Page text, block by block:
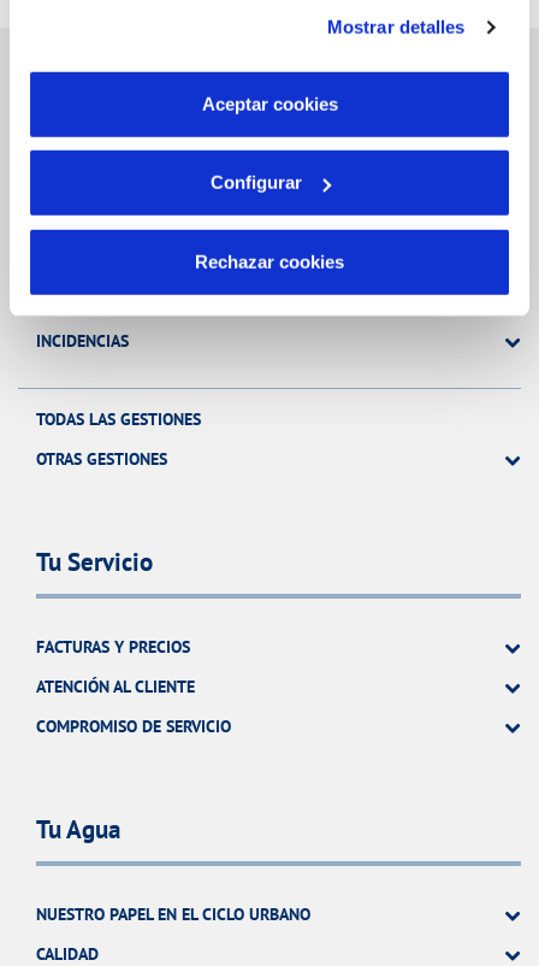
son indispensables para que el sitio web funcione y que
por tanto no se pueden desactivar. Puedes consultar
más información en nuestraPolítica de Cookies
Mostrar detalles
Aceptar cookies
Configurar
Rechazar cookies
Gestiones Online
FACTURAS, PAGOS Y CONSUMOS
MODIFICACIÓN DE DATOS
INCIDENCIAS
TODAS LAS GESTIONES
OTRAS GESTIONES
Tu Servicio
FACTURAS Y PRECIOS
ATENCIÓN AL CLIENTE
COMPROMISO DE SERVICIO
Tu Agua
NUESTRO PAPEL EN EL CICLO URBANO
CALIDAD